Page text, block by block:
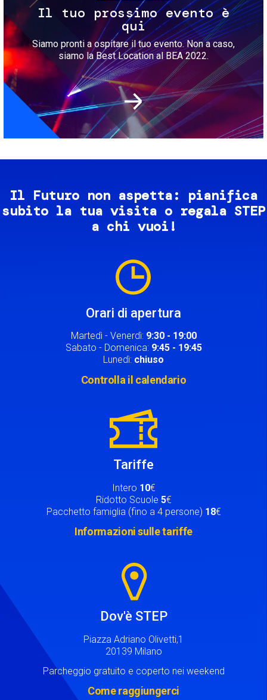
Il tuo prossimo evento è
qui
Siamo pronti a ospitare il tuo evento. Non a caso,
siamo la Best Location al BEA 2022.
Il Futuro non aspetta: pianifica
subito la tua visita o regala STEP
a chi vuoi!
Orari di apertura
Martedì - Venerdì: 9:30 - 19:00
Sabato - Domenica: 9:45 - 19:45
Lunedì: chiuso
Controlla il calendario
Tariffe
Intero 10€
Ridotto Scuole 5€
Pacchetto famiglia (fino a 4 persone) 18€
Informazioni sulle tariffe
Dov'è STEP
Piazza Adriano Olivetti,1
20139 Milano
Parcheggio gratuito e coperto nei weekend
Come raggiungerci